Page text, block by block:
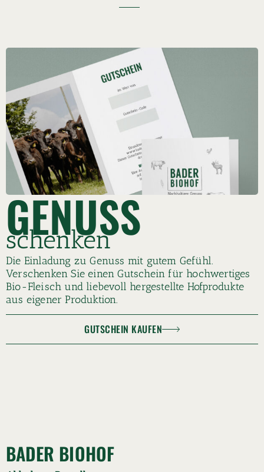
GENUSS
schenken
Die Einladung zu Genuss mit gutem Gefühl.
Verschenken Sie einen Gutschein für hochwertiges
Bio-Fleisch und liebevoll hergestellte Hofprodukte
aus eigener Produktion.
GUTSCHEIN KAUFEN
BADER BIOHOF